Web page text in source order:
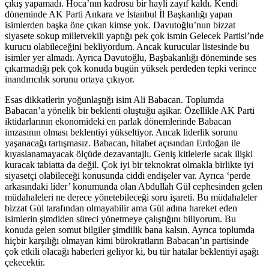
çıkış yapamadı. Hoca’nın kadrosu bir hayli zayıf kaldı. Kendi
döneminde AK Parti Ankara ve İstanbul İl Başkanlığı yapan
isimlerden başka öne çıkan kimse yok. Davutoğlu’nun bizzat
siyasete sokup milletvekili yaptığı pek çok ismin Gelecek Partisi’nde
kurucu olabileceğini bekliyordum. Ancak kurucular listesinde bu
isimler yer almadı. Ayrıca Davutoğlu, Başbakanlığı döneminde ses
çıkarmadığı pek çok konuda bugün yüksek perdeden tepki verince
inandırıcılık sorunu ortaya çıkıyor.
Esas dikkatlerin yoğunlaştığı isim Ali Babacan. Toplumda
Babacan’a yönelik bir beklenti oluştuğu aşikar. Özellikle AK Parti
iktidarlarının ekonomideki en parlak dönemlerinde Babacan
imzasının olması beklentiyi yükseltiyor. Ancak liderlik sorunu
yaşanacağı tartışmasız. Babacan, hitabet açısından Erdoğan ile
kıyaslanamayacak ölçüde dezavantajlı. Geniş kitlelerle sıcak ilişki
kuracak tabiatta da değil. Çok iyi bir teknokrat olmakla birlikte iyi
siyasetçi olabileceği konusunda ciddi endişeler var. Ayrıca ‘perde
arkasındaki lider’ konumunda olan Abdullah Gül cephesinden gelen
müdahaleleri ne derece yönetebileceği soru işareti. Bu müdahaleler
bizzat Gül tarafından olmayabilir ama Gül adına hareket eden
isimlerin şimdiden süreci yönetmeye çalıştığını biliyorum. Bu
konuda gelen somut bilgiler şimdilik bana kalsın. Ayrıca toplumda
hiçbir karşılığı olmayan kimi bürokratların Babacan’ın partisinde
çok etkili olacağı haberleri geliyor ki, bu tür hatalar beklentiyi aşağı
çekecektir.